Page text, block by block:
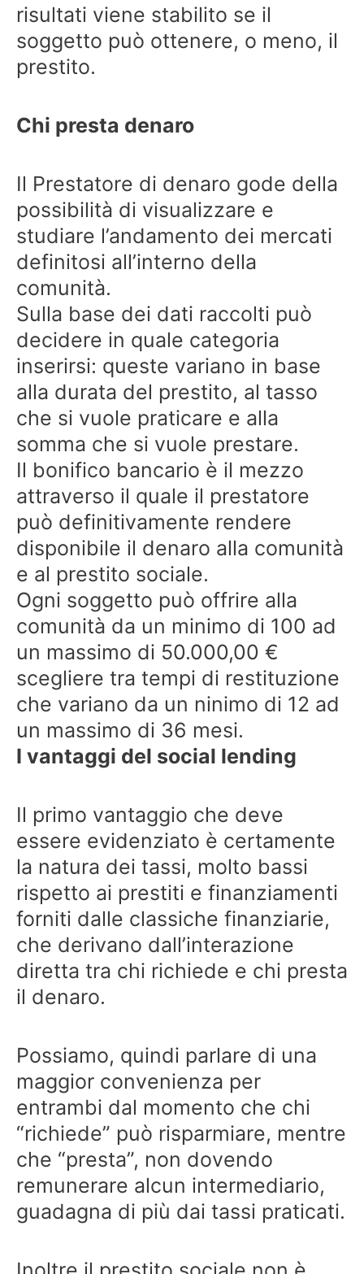
risultati viene stabilito se il
soggetto può ottenere, o meno, il
prestito.
Chi presta denaro
Il Prestatore di denaro gode della
possibilità di visualizzare e
studiare l’andamento dei mercati
definitosi all’interno della
comunità.
Sulla base dei dati raccolti può
decidere in quale categoria
inserirsi: queste variano in base
alla durata del prestito, al tasso
che si vuole praticare e alla
somma che si vuole prestare.
Il bonifico bancario è il mezzo
attraverso il quale il prestatore
può definitivamente rendere
disponibile il denaro alla comunità
e al prestito sociale.
Ogni soggetto può offrire alla
comunità da un minimo di 100 ad
un massimo di 50.000,00 €
scegliere tra tempi di restituzione
che variano da un ninimo di 12 ad
un massimo di 36 mesi.
I vantaggi del social lending
Il primo vantaggio che deve
essere evidenziato è certamente
la natura dei tassi, molto bassi
rispetto ai prestiti e finanziamenti
forniti dalle classiche finanziarie,
che derivano dall’interazione
diretta tra chi richiede e chi presta
il denaro.
Possiamo, quindi parlare di una
maggior convenienza per
entrambi dal momento che chi
“richiede” può risparmiare, mentre
che “presta”, non dovendo
remunerare alcun intermediario,
guadagna di più dai tassi praticati.